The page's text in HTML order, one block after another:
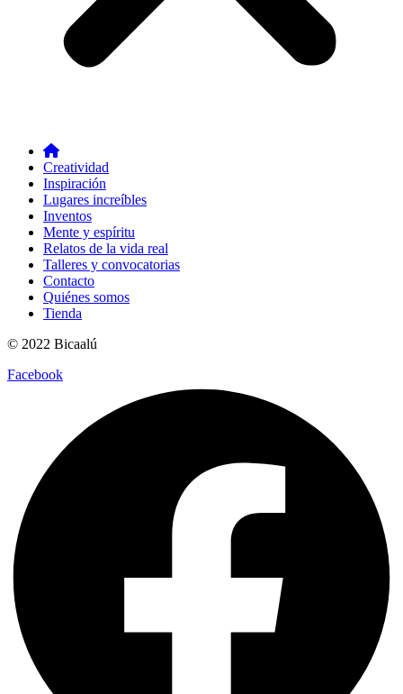
Creatividad
Inspiración
Lugares increíbles
Inventos
Mente y espíritu
Relatos de la vida real
Talleres y convocatorias
Contacto
Quiénes somos
Tienda
© 2022 Bicaalú
Facebook